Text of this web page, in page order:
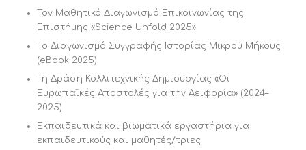
Τον Μαθητικό Διαγωνισμό Επικοινωνίας της
Επιστήμης «Science Unfold 2025»
Το Διαγωνισμό Συγγραφής Ιστορίας Μικρού Μήκους
(eBook 2025)
Τη Δράση Καλλιτεχνικής Δημιουργίας «Οι
Ευρωπαϊκές Αποστολές για την Αειφορία» (2024–
2025)
Εκπαιδευτικά και βιωματικά εργαστήρια για
εκπαιδευτικούς και μαθητές/τριες